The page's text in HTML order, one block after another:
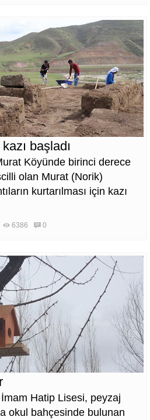
başladı
Köyünde birinci derece
olan Murat (Norik)
kurtarılması için kazı
6386 0
Hatip Lisesi, peyzaj
okul bahçesinde bulunan